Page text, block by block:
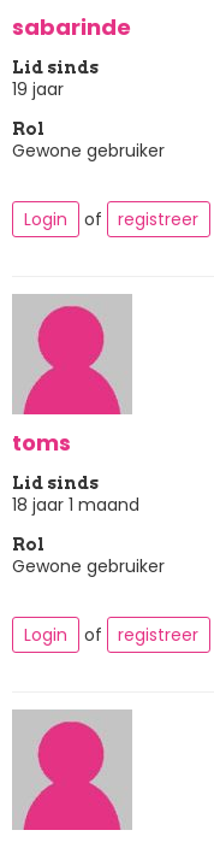
sabarinde
Lid sinds
19 jaar
Rol
Gewone gebruiker
Login of registreer
toms
Lid sinds
18 jaar 1 maand
Rol
Gewone gebruiker
Login of registreer